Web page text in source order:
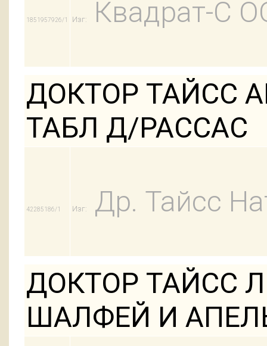
1851957926/1 Изг: Квадрат-С
ДОКТОР ТАЙСС
ТАБЛ Д/РАССАС
42285186/1 Изг: Др. Тайсс
ДОКТОР ТАЙСС
ШАЛФЕЙ И